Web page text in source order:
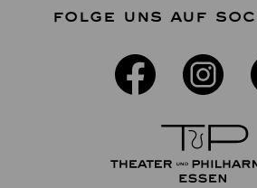
FOLGE UNS AUF